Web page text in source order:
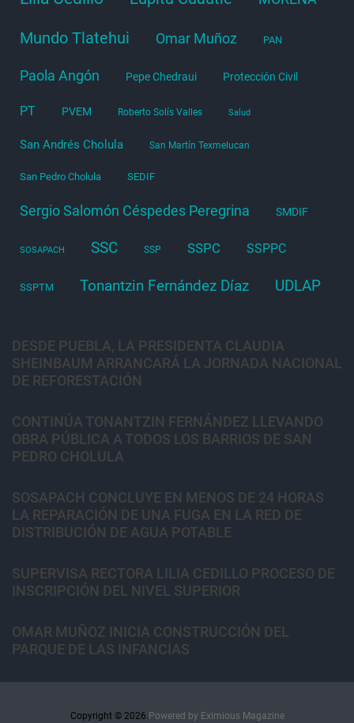
Mundo Tlatehui Omar Muñoz PAN
Paola Angón Pepe Chedraui Protección Civil
PT PVEM Roberto Solís Valles Salud
San Andrés Cholula San Martín Texmelucan
San Pedro Cholula SEDIF
Sergio Salomón Céspedes Peregrina SMDIF
SOSAPACH SSC SSP SSPC SSPPC
SSPTM Tonantzin Fernández Díaz UDLAP
DESDE PUEBLA, LA PRESIDENTA CLAUDIA
SHEINBAUM ARRANCARÁ LA JORNADA NACIONAL
DE REFORESTACIÓN
CONTINÚA TONANTZIN FERNÁNDEZ LLEVANDO
OBRA PÚBLICA A TODOS LOS BARRIOS DE SAN
PEDRO CHOLULA
SOSAPACH CONCLUYE EN MENOS DE 24 HORAS
LA REPARACIÓN DE UNA FUGA EN LA RED DE
DISTRIBUCIÓN DE AGUA POTABLE
SUPERVISA RECTORA LILIA CEDILLO PROCESO DE
INSCRIPCIÓN DEL NIVEL SUPERIOR
OMAR MUÑOZ INICIA CONSTRUCCIÓN DEL
PARQUE DE LAS INFANCIAS
Copyright © 2026. Powered by Eximious Magazine